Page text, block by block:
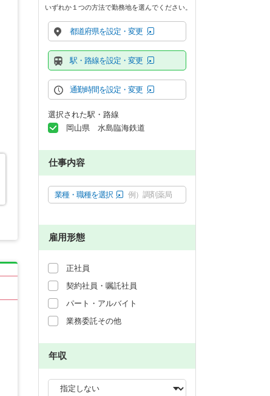
いずれか１つの方法で勤務地を選んでください。
都道府県を設定・変更
駅・路線を設定・変更
通勤時間を設定・変更
選択された駅・路線
岡山県 水島臨海鉄道
仕事内容
業種・職種を選択 例）調剤薬局
雇用形態
正社員
契約社員・嘱託社員
パート・アルバイト
業務委託その他
年収